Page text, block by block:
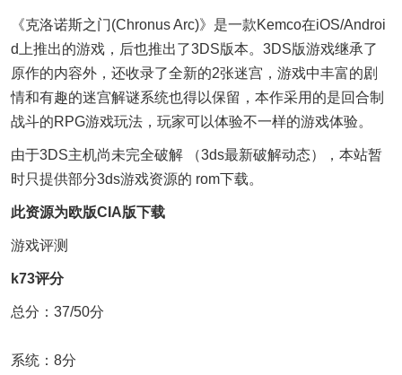
《克洛诺斯之门(Chronus Arc)》是一款Kemco在iOS/Androi
d上推出的游戏，后也推出了3DS版本。3DS版游戏继承了
原作的内容外，还收录了全新的2张迷宫，游戏中丰富的剧
情和有趣的迷宫解谜系统也得以保留，本作采用的是回合制
战斗的RPG游戏玩法，玩家可以体验不一样的游戏体验。
由于3DS主机尚未完全破解 （3ds最新破解动态），本站暂
时只提供部分3ds游戏资源的 rom下载。
此资源为欧版CIA版下载
游戏评测
k73评分
总分：37/50分
系统：8分